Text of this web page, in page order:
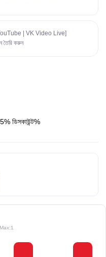
| VK Video Live]
তৈরি করুন
ডিসকাউন্ট%